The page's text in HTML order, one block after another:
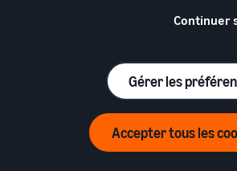
proposer le même ASIN.Continuer
Gérer les
Accepter tous les